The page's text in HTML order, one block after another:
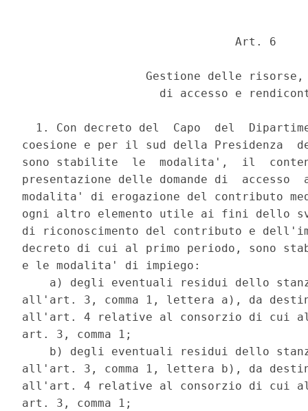
                               Art. 6
Gestione delle
di accesso e
1. Con decreto del  Capo  del
coesione e per il sud della Presidenza
sono stabilite  le  modalita',  il
presentazione delle domande di
modalita' di erogazione del contributo
ogni altro elemento utile ai fini dello
di riconoscimento del contributo e
decreto di cui al primo periodo,
e le modalita' di impiego:
a) degli eventuali residui dello
all'art. 3, comma 1, lettera a), da
all'art. 4 relative al consorzio di cui
art. 3, comma 1;
b) degli eventuali residui dello
all'art. 3, comma 1, lettera b), da
all'art. 4 relative al consorzio di cui
art. 3, comma 1;